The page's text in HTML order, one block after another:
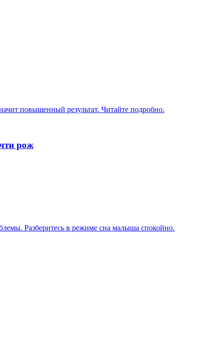
повышенный результат. Читайте подробно.
рож
Разберитесь в режиме сна малыша спокойно.